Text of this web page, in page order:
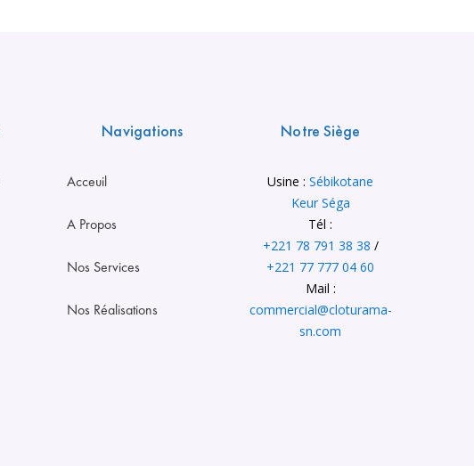
Navigations
Acceuil
A Propos
Nos Services
Nos Réalisations
Notre Siège
Usine :Sébikotane
Keur Séga
Tél :
+221 78 791 38 38 /
+221 77 777 04 60
Mail :
commercial@cloturama-
sn.com